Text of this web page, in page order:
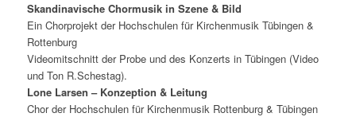
Skandinavische Chormusik in Szene & Bild
Ein Chorprojekt der Hochschulen für Kirchenmusik Tübingen &
Rottenburg
Videomitschnitt der Probe und des Konzerts in Tübingen (Video
und Ton R.Schestag).
Lone Larsen – Konzeption & Leitung
Chor der Hochschulen für Kirchenmusik Rottenburg & Tübingen